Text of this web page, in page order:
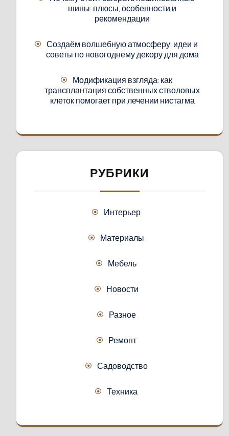
шины: плюсы, особенности и
рекомендации
Создаём волшебную атмосферу: идеи и
советы по новогоднему декору для дома
Модификация взгляда: как
трансплантация собственных стволовых
клеток помогает при лечении нистагма
РУБРИКИ
Интерьер
Материалы
Мебель
Новости
Разное
Ремонт
Садоводство
Техника